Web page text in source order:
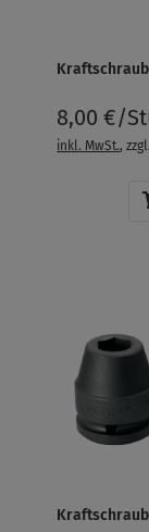
8,00 €/
inkl. MwSt.,